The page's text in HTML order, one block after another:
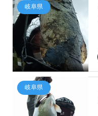
岐阜県
岐阜県